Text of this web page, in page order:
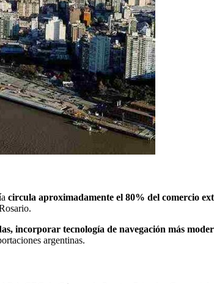
circula aproximadamente el 80% del comercio
incorporar tecnología de navegación más
argentinas.